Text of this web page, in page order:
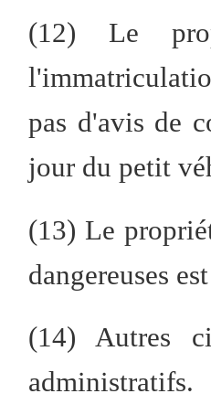
(12) Le
pas d'avis de
jour du petit
(13) Le
dangereuses
(14) Autres
administratifs.